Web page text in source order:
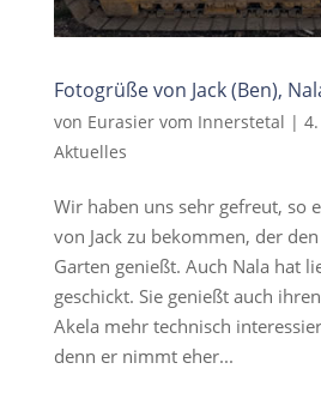
Fotogrüße von Jack (Ben),
von Eurasier vom Innerstetal |
Aktuelles
Wir haben uns sehr gefreut, so
von Jack zu bekommen, der
Garten genießt. Auch Nala hat
geschickt. Sie genießt auch
Akela mehr technisch
denn er nimmt eher...